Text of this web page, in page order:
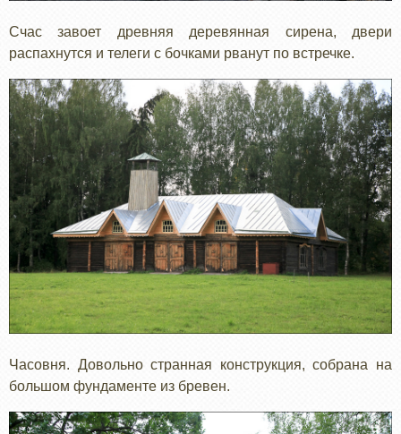
Счас завоет древняя деревянная сирена, двери
распахнутся и телеги с бочками рванут по встречке.
Часовня. Довольно странная конструкция, собрана на
большом фундаменте из бревен.